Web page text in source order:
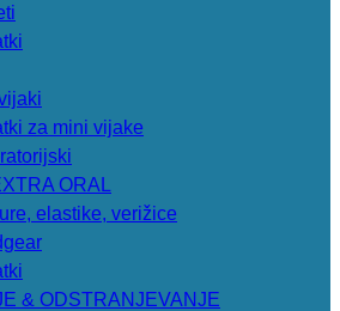
za mini vijake
ORAL
elastike, verižice
& ODSTRANJEVANJE